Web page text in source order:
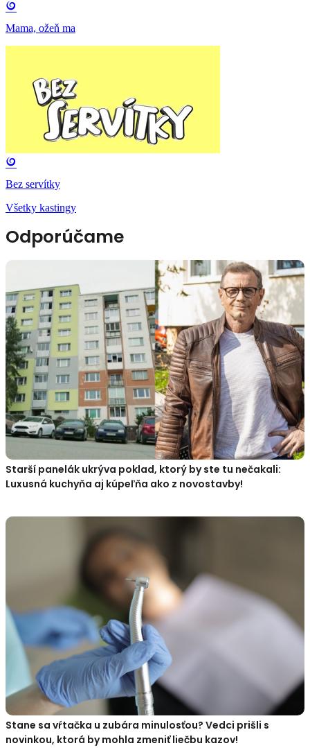
Mama, ožeň ma
Bez servítky
Všetky kastingy
Odporúčame
Starší panelák ukrýva poklad, ktorý by ste tu nečakali:
Luxusná kuchyňa aj kúpeľňa ako z novostavby!
Stane sa vŕtačka u zubára minulosťou? Vedci prišli s
novinkou, ktorá by mohla zmeniť liečbu kazov!